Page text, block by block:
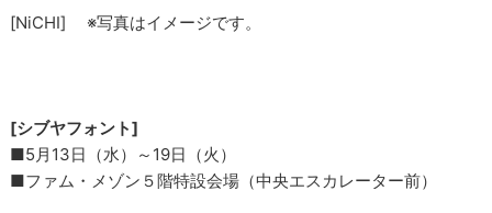
[NiCHI] ※写真はイメージです。
[シブヤフォント]
■5月13日（水）～19日（火）
■ファム・メゾン５階特設会場（中央エスカレーター前）